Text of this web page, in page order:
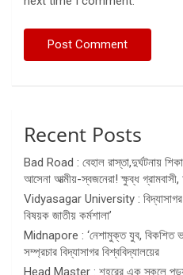
Recent Posts
Bad Road : বেহাল রাস্তা,দুর্ঘটনায়
আসেনা আত্মীয়-স্বজনেরা! ক্ষুব্ধ গ্রামবাসী,
Vidyasagar University : বিদ্যাসাগর
বিষয়ক জাতীয় কর্মশালা’
Midnapore : ‘নেশামুক্ত যুব, বিকশিত
সম্প্রচার বিদ্যাসাগর বিশ্ববিদ্যালয়ের